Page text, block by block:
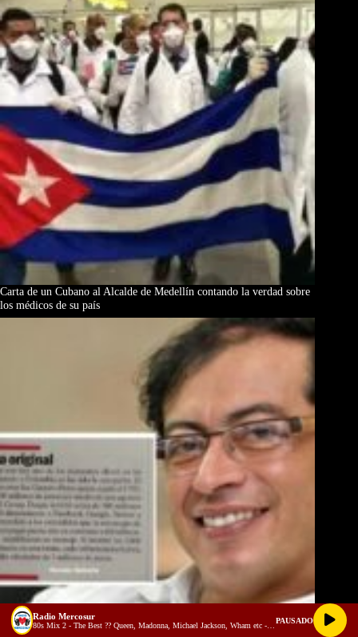
Carta de un Cubano al Alcalde de Medellín contando la verdad sobre
los médicos de su país
Radio Mercosur PAUSADO